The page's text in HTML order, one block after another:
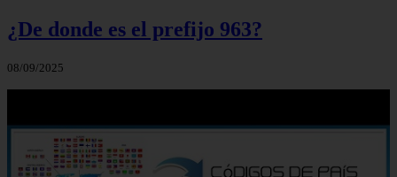
¿De donde es el prefijo 963?
08/09/2025